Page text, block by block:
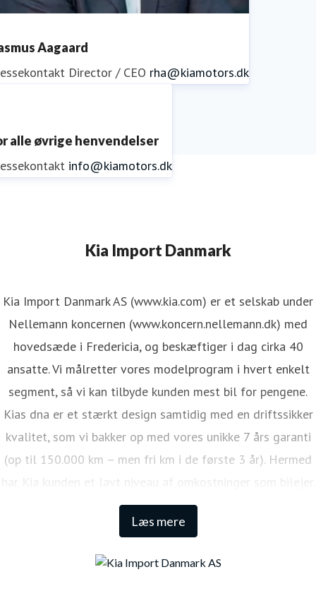
Aagaard
Director / CEO rha@kiamotors.dk
alle øvrige henvendelser
info@kiamotors.dk
Kia Import Danmark
Læs mere
Kia Import Danmark AS (www.kia.com) er et selskab under
Nellemann koncernen (www.koncern.nellemann.dk) med
hovedsæde i Fredericia, og beskæftiger i dag cirka 40
ansatte. Vi målretter vores modelprogram i hvert enkelt
segment, så vi kan tilbyde kunden mest bil for pengene.
Kias dna er et stærkt design samtidig med en driftssikker
kvalitet, som vi bakker op med vores unikke 7 års garanti
(op til 150.000 km – men fri km i de første 3 år). Hermed
har Kia kunden et lavt niveau af omkostninger som bilejer.
Den lange garanti sikrer samtidig én af de højeste
restværdier i markedet.